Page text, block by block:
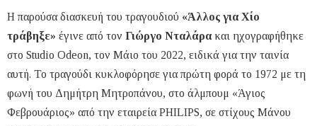
Η παρούσα διασκευή του τραγουδιού «Άλλος για Χίο
τράβηξε» έγινε από τον Γιώργο Νταλάρα και ηχογραφήθηκε
στο Studio Odeοn, τον Μάιο του 2022, ειδικά για την ταινία
αυτή. Το τραγούδι κυκλοφόρησε για πρώτη φορά το 1972 με τη
φωνή του Δημήτρη Μητροπάνου, στο άλμπουμ «Άγιος
Φεβρουάριος» από την εταιρεία PHILIPS, σε στίχους Μάνου